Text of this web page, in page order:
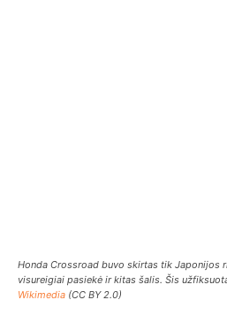
Honda Crossroad buvo skirtas tik Japonijos
visureigiai pasiekė ir kitas šalis. Šis
Wikimedia (CC BY 2.0)